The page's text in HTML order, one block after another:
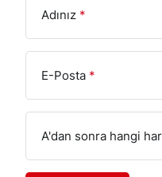
Adınız *
E-Posta *
A'dan sonra hangi